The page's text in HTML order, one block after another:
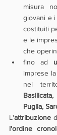
misura
giovani e
costituiti
e le
che
fino ad
imprese
nei
Puglia,
L'attribuzione
l'ordine